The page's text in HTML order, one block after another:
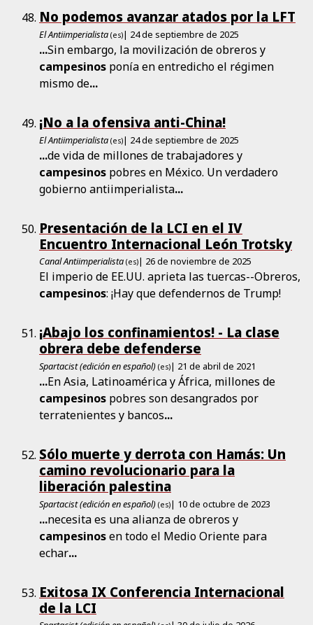
No podemos avanzar atados por la LFT
El Antiimperialista (es)| 24 de septiembre de 2025
...Sin embargo, la movilización de obreros y
campesinos ponía en entredicho el régimen
mismo de...
¡No a la ofensiva anti-China!
El Antiimperialista (es)| 24 de septiembre de 2025
...de vida de millones de trabajadores y
campesinos pobres en México. Un verdadero
gobierno antiimperialista...
Presentación de la LCI en el IV
Encuentro Internacional León Trotsky
Canal Antiimperialista (es)| 26 de noviembre de 2025
El imperio de EE.UU. aprieta las tuercas--Obreros,
campesinos: ¡Hay que defendernos de Trump!
¡Abajo los confinamientos! - La clase
obrera debe defenderse
Spartacist (edición en español) (es)| 21 de abril de 2021
...En Asia, Latinoamérica y África, millones de
campesinos pobres son desangrados por
terratenientes y bancos...
Sólo muerte y derrota con Hamás: Un
camino revolucionario para la
liberación palestina
Spartacist (edición en español) (es)| 10 de octubre de 2023
...necesita es una alianza de obreros y
campesinosen todo el Medio Oriente para
echar...
Exitosa IX Conferencia Internacional
de la LCI